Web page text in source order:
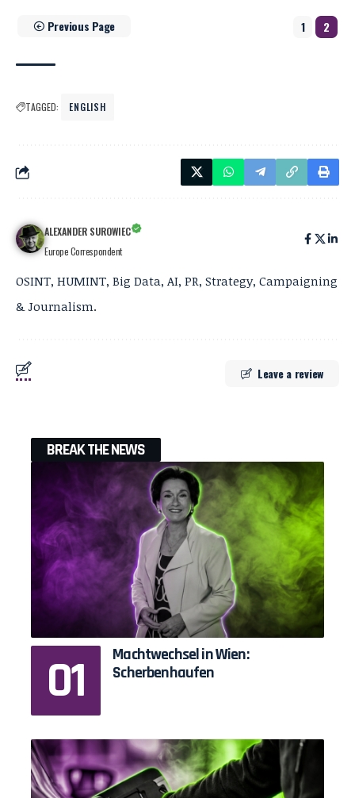
Previous Page 1 2
TAGGED: ENGLISH
ALEXANDER SUROWIEC
Europe Correspondent
OSINT, HUMINT, Big Data, AI, PR, Strategy, Campaigning
& Journalism.
Leave a review
BREAK THE NEWS
Machtwechsel in Wien:
Scherbenhaufen